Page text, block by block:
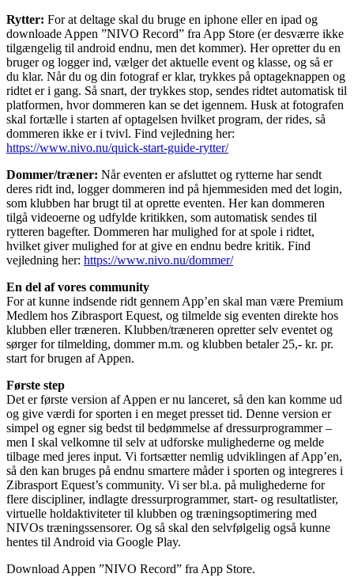
Rytter: For at deltage skal du bruge en iphone eller en ipad og
downloade Appen ”NIVO Record” fra App Store (er desværre ikke
tilgængelig til android endnu, men det kommer). Her opretter du en
bruger og logger ind, vælger det aktuelle event og klasse, og så er
du klar. Når du og din fotograf er klar, trykkes på optageknappen og
ridtet er i gang. Så snart, der trykkes stop, sendes ridtet automatisk til
platformen, hvor dommeren kan se det igennem. Husk at fotografen
skal fortælle i starten af optagelsen hvilket program, der rides, så
dommeren ikke er i tvivl. Find vejledning her:
https://www.nivo.nu/quick-start-guide-rytter/
Dommer/træner: Når eventen er afsluttet og rytterne har sendt
deres ridt ind, logger dommeren ind på hjemmesiden med det login,
som klubben har brugt til at oprette eventen. Her kan dommeren
tilgå videoerne og udfylde kritikken, som automatisk sendes til
rytteren bagefter. Dommeren har mulighed for at spole i ridtet,
hvilket giver mulighed for at give en endnu bedre kritik. Find
vejledning her: https://www.nivo.nu/dommer/
En del af vores community
For at kunne indsende ridt gennem App’en skal man være Premium
Medlem hos Zibrasport Equest, og tilmelde sig eventen direkte hos
klubben eller træneren. Klubben/træneren opretter selv eventet og
sørger for tilmelding, dommer m.m. og klubben betaler 25,- kr. pr.
start for brugen af Appen.
Første step
Det er første version af Appen er nu lanceret, så den kan komme ud
og give værdi for sporten i en meget presset tid. Denne version er
simpel og egner sig bedst til bedømmelse af dressurprogrammer –
men I skal velkomne til selv at udforske mulighederne og melde
tilbage med jeres input. Vi fortsætter nemlig udviklingen af App’en,
så den kan bruges på endnu smartere måder i sporten og integreres i
Zibrasport Equest’s community. Vi ser bl.a. på mulighederne for
flere discipliner, indlagte dressurprogrammer, start- og resultatlister,
virtuelle holdaktiviteter til klubben og træningsoptimering med
NIVOs træningssensorer. Og så skal den selvfølgelig også kunne
hentes til Android via Google Play.
Download Appen ”NIVO Record” fra App Store.